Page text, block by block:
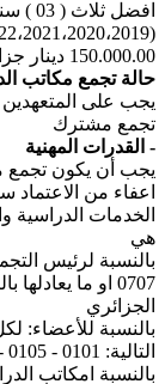
150.000.00 دينار جزائري مبررة بالميزانية العمومية أو بيانات الدخل
حالة تجمع مكاتب
يجب على
تجمع مشترك
القدرات المهنية -
يجب أن يكون تجمع
اعفاء من
الخدمات الدراسية
هي
0707 او ما
الجزائري
بالنسبة للأعضاء:
بالنسبة امكاتب